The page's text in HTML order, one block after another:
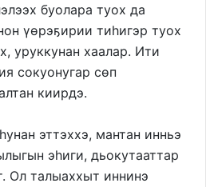
буолара туох да
үөрэҕирии тиһигэр туох
уруккунан хаалар. Ити
сокуонугар сөп
киирдэ.
эттэххэ, мантан инньэ
эһиги, дьокутааттар
Ол талыаххыт иннинэ